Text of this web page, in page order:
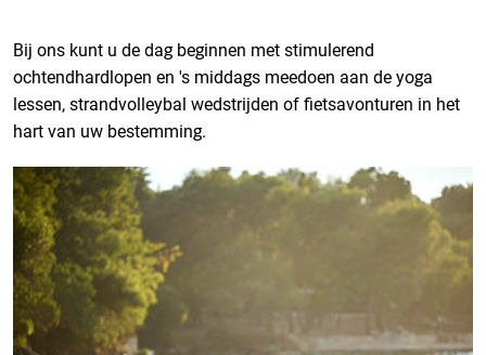
Bij ons kunt u de dag beginnen met stimulerend
ochtendhardlopen en 's middags meedoen aan de yoga
lessen, strandvolleybal wedstrijden of fietsavonturen in het
hart van uw bestemming.